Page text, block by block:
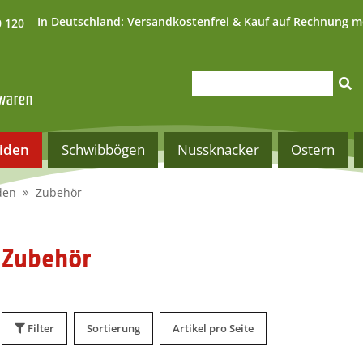
120 In Deutschland: Versandkostenfrei & Kauf auf Rechnung
Schwibbögen Nussknacker Ostern
Zubehör
Zubehör
Filter Sortierung Artikel pro Seite